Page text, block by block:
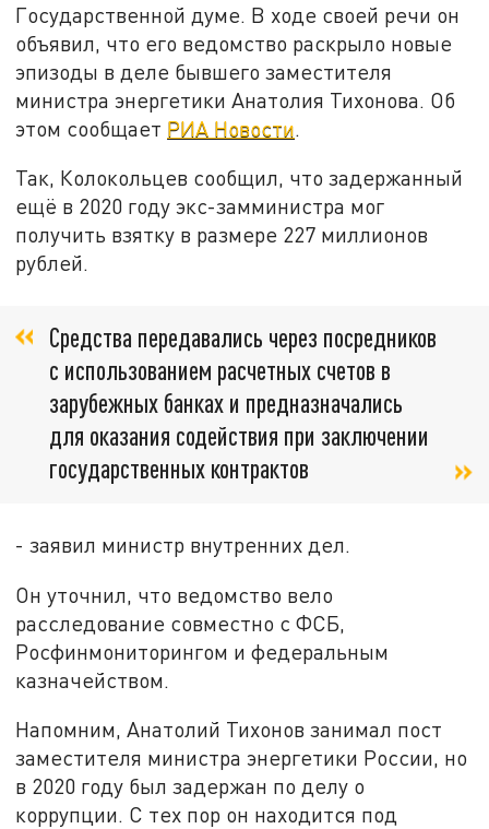
Государственной думе. В ходе своей речи он
объявил, что его ведомство раскрыло новые
эпизоды в деле бывшего заместителя
министра энергетики Анатолия Тихонова. Об
этом сообщает РИА Новости.
Так, Колокольцев сообщил, что задержанный
ещё в 2020 году экс-замминистра мог
получить взятку в размере 227 миллионов
рублей.
Средства передавались через посредников
с использованием расчетных счетов в
зарубежных банках и предназначались
для оказания содействия при заключении
государственных контрактов
- заявил министр внутренних дел.
Он уточнил, что ведомство вело
расследование совместно с ФСБ,
Росфинмониторингом и федеральным
казначейством.
Напомним, Анатолий Тихонов занимал пост
заместителя министра энергетики России, но
в 2020 году был задержан по делу о
коррупции. С тех пор он находится под